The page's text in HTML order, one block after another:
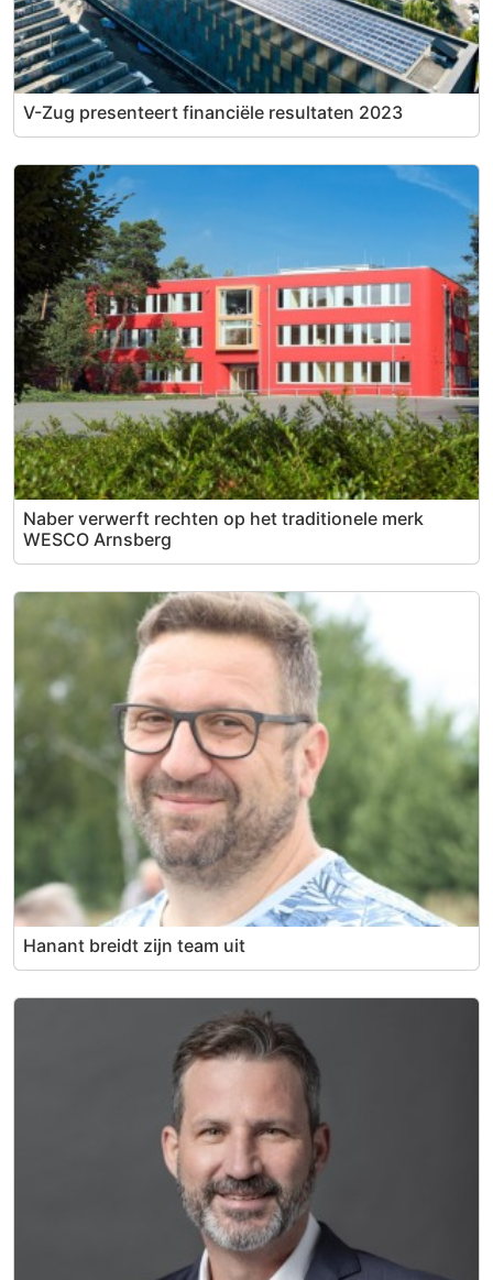
V-Zug presenteert financiële resultaten 2023
Naber verwerft rechten op het traditionele merk
WESCO Arnsberg
Hanant breidt zijn team uit